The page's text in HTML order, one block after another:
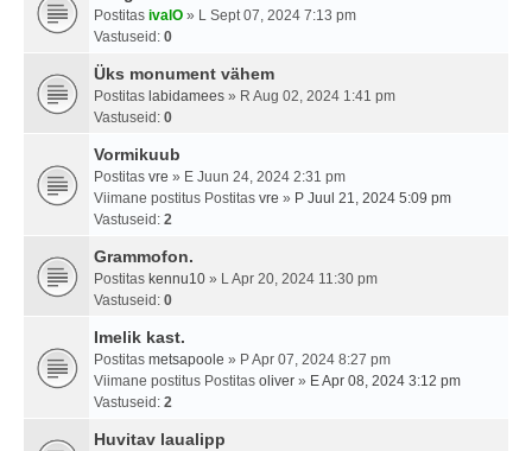
Postitas ivalO » L Sept 07, 2024 7:13 pm
Vastuseid: 0
Üks monument vähem
Postitas labidamees » R Aug 02, 2024 1:41 pm
Vastuseid: 0
Vormikuub
Postitas vre » E Juun 24, 2024 2:31 pm
Viimane postitus Postitas vre » P Juul 21, 2024 5:09 pm
Vastuseid: 2
Grammofon.
Postitas kennu10 » L Apr 20, 2024 11:30 pm
Vastuseid: 0
Imelik kast.
Postitas metsapoole » P Apr 07, 2024 8:27 pm
Viimane postitus Postitas oliver » E Apr 08, 2024 3:12 pm
Vastuseid: 2
Huvitav laualipp